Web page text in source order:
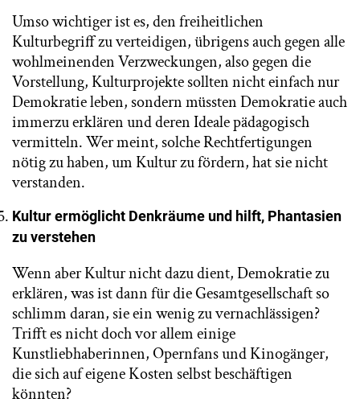
Umso wichtiger ist es, den freiheitlichen
Kulturbegriff zu verteidigen, übrigens auch gegen alle
wohlmeinenden Verzweckungen, also gegen die
Vorstellung, Kulturprojekte sollten nicht einfach nur
Demokratie leben, sondern müssten Demokratie auch
immerzu erklären und deren Ideale pädagogisch
vermitteln. Wer meint, solche Rechtfertigungen
nötig zu haben, um Kultur zu fördern, hat sie nicht
verstanden.
Kultur ermöglicht Denkräume und hilft, Phantasien
zu verstehen
Wenn aber Kultur nicht dazu dient, Demokratie zu
erklären, was ist dann für die Gesamtgesellschaft so
schlimm daran, sie ein wenig zu vernachlässigen?
Trifft es nicht doch vor allem einige
Kunstliebhaberinnen, Opernfans und Kinogänger,
die sich auf eigene Kosten selbst beschäftigen
könnten?